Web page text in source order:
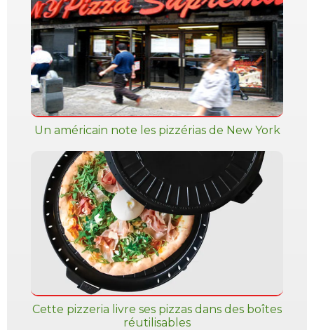
Un américain note les pizzérias de New York
Cette pizzeria livre ses pizzas dans des boîtes
réutilisables